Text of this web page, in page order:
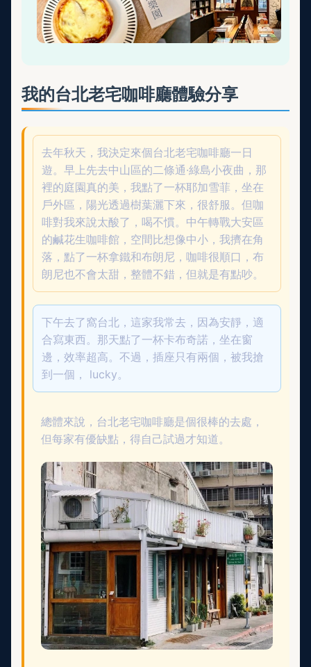
我的台北老宅咖啡廳體驗分享
去年秋天，我決定來個台北老宅咖啡廳一日
遊。早上先去中山區的二條通·綠島小夜曲，那
裡的庭園真的美，我點了一杯耶加雪菲，坐在
戶外區，陽光透過樹葉灑下來，很舒服。但咖
啡對我來說太酸了，喝不慣。中午轉戰大安區
的鹹花生咖啡館，空間比想像中小，我擠在角
落，點了一杯拿鐵和布朗尼，咖啡很順口，布
朗尼也不會太甜，整體不錯，但就是有點吵。
下午去了窩台北，這家我常去，因為安靜，適
合寫東西。那天點了一杯卡布奇諾，坐在窗
邊，效率超高。不過，插座只有兩個，被我搶
到一個， lucky。
總體來說，台北老宅咖啡廳是個很棒的去處，
但每家有優缺點，得自己試過才知道。